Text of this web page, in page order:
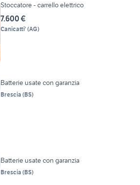
Stoccatore - carrello elettrico
7.600 €
Canicatti' (AG)
Batterie usate con garanzia
Brescia (BS)
Batterie usate con garanzia
Brescia (BS)